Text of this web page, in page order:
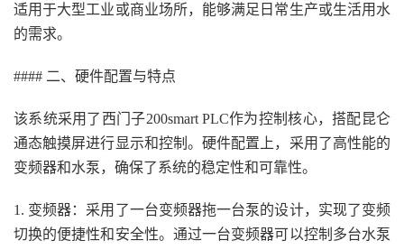
适用于大型工业或商业场所，能够满足日常生产或生活用水
的需求。
#### 二、硬件配置与特点
该系统采用了西门子200smart PLC作为控制核心，搭配昆仑
通态触摸屏进行显示和控制。硬件配置上，采用了高性能的
变频器和水泵，确保了系统的稳定性和可靠性。
1. 变频器：采用了一台变频器拖一台泵的设计，实现了变频
切换的便捷性和安全性。通过一台变频器可以控制多台水泵